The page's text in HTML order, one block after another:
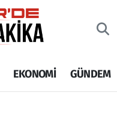
EKONOMİ GÜNDEM